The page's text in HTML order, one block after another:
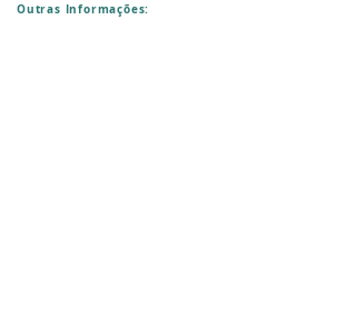
Outras Informações: